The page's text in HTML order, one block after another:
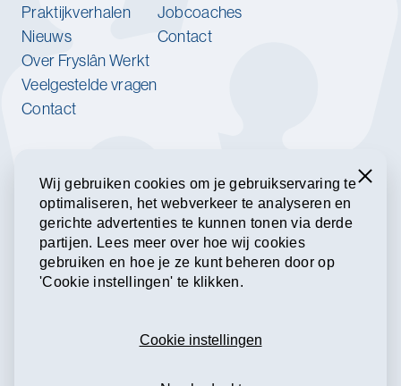
Praktijkverhalen
Nieuws
Over Fryslân Werkt
Veelgestelde vragen
Contact
Jobcoaches
Contact
partnerorganisaties?
Meld je aan voor onze nieuwsbrief.
Inschrijven voor de nieuwsbrief
Wij gebruiken cookies om je gebruikservaring te
optimaliseren, het webverkeer te analyseren en
gerichte advertenties te kunnen tonen via derde
partijen. Lees meer over hoe wij cookies
gebruiken en hoe je ze kunt beheren door op
'Cookie instellingen' te klikken.
Sluiten
Cookie instellingen